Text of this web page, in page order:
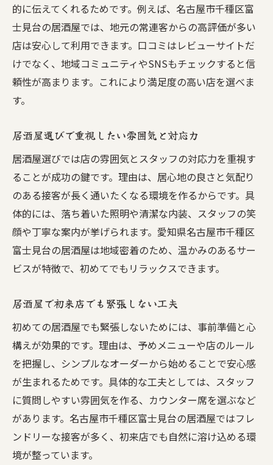
的に伝えてくれるためです。例えば、名古屋市千種区富
士見台の居酒屋では、地元の常連客からの高評価が多い
店は安心して利用できます。口コミはレビューサイトだ
けでなく、地域コミュニティやSNSもチェックすると信
頼性が高まります。これにより満足度の高い店を選べま
す。
居酒屋選びで重視したい雰囲気と対応力
居酒屋選びでは店の雰囲気とスタッフの対応力を重視す
ることが成功の鍵です。理由は、居心地の良さと気配り
のある接客が長く通いたくなる環境を作るからです。具
体的には、落ち着いた照明や清潔な内装、スタッフの笑
顔や丁寧な案内が挙げられます。愛知県名古屋市千種区
富士見台の居酒屋は地域密着のため、温かみのあるサー
ビスが特徴で、初めてでもリラックスできます。
居酒屋で初来店でも緊張しない工夫
初めての居酒屋でも緊張しないためには、事前準備と心
構えが効果的です。理由は、予めメニューや店のルール
を把握し、シンプルなオーダーから始めることで安心感
が生まれるためです。具体的な工夫としては、スタッフ
に質問しやすい雰囲気を作る、カウンター席を選ぶなど
があります。名古屋市千種区富士見台の居酒屋ではフレ
ンドリーな接客が多く、初来店でも自然に溶け込める環
境が整っています。